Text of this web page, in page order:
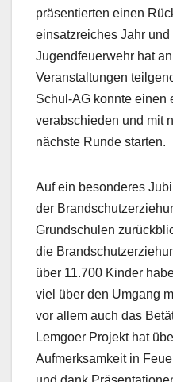
präsentierten einen
einsatzreiches Jahr
Jugendfeuerwehr hat
Veranstaltungen
Schul-AG konnte einen
verabschieden und mit
nächste Runde starten.
Auf ein besonderes
der
Grundschulen
die
über 11.700 Kinder
viel über den Umgang
vor allem auch das
Lemgoer Projekt hat
Aufmerksamkeit in